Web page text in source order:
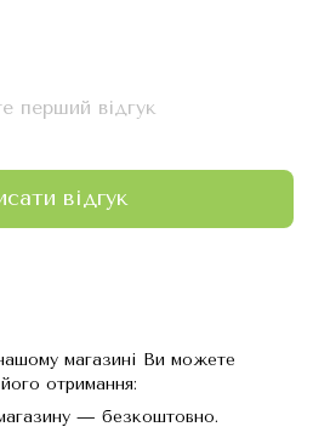
перший відгук
відгук
магазині Ви можете
отримання:
— безкоштовно.